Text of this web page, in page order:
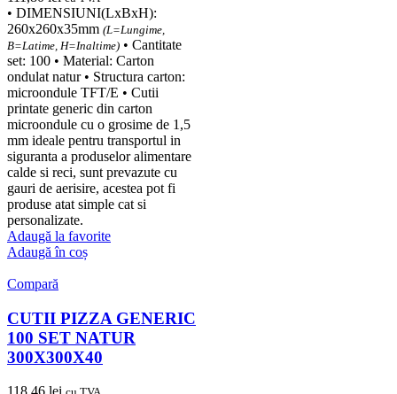
• DIMENSIUNI(LxBxH):
260x260x35mm (L=Lungime,
B=Latime, H=Inaltime) • Cantitate
set: 100 • Material: Carton
ondulat natur • Structura carton:
microondule TFT/E • Cutii
printate generic din carton
microondule cu o grosime de 1,5
mm ideale pentru transportul in
siguranta a produselor alimentare
calde si reci, sunt prevazute cu
gauri de aerisire, acestea pot fi
produse atat simple cat si
personalizate.
Adaugă la favorite
Adaugă în coș
Compară
CUTII PIZZA GENERIC
100 SET NATUR
300X300X40